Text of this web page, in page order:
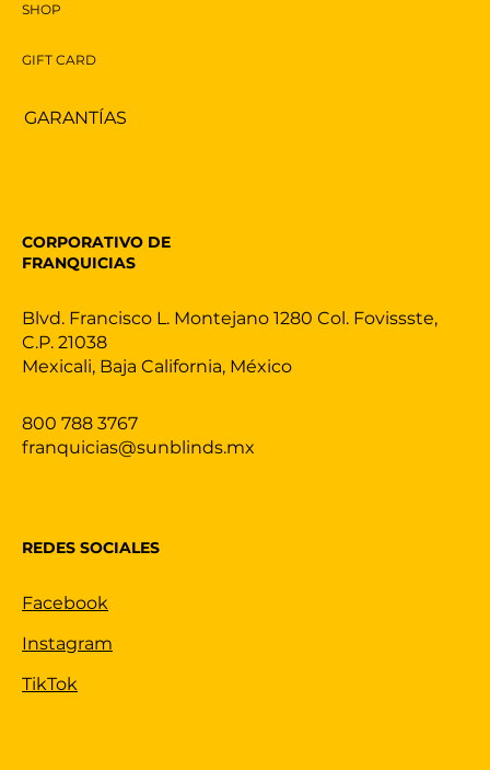
SHOP
GIFT CARD
GARANTÍAS
800 788 3767
franquicias@sunblinds.mx
Blvd. Francisco L. Montejano 1280 Col. Fovissste,
C.P. 21038
Mexicali, Baja California, México
CORPORATIVO DE
FRANQUICIAS
REDES SOCIALES
Facebook
Instagram
TikTok